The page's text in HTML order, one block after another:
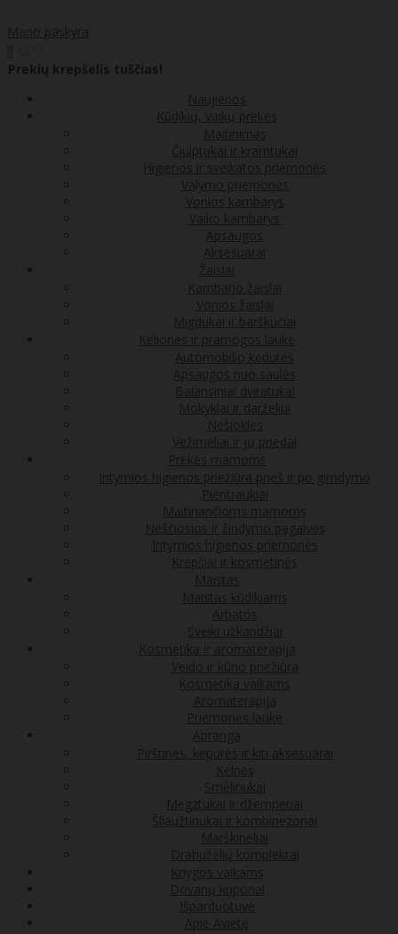
Mano paskyra
Prekių krepšelis tuščias!
Naujienos
Kūdikių, vaikų prekės
Maitinimas
Čiulptukai ir kramtukai
Higienos ir sveikatos priemonės
Valymo priemonės
Vonios kambarys
Vaiko kambarys
Apsaugos
Aksesuarai
Žaislai
Kambario žaislai
Vonios žaislai
Migdukai ir barškučiai
Kelionės ir pramogos lauke
Automobilio kėdutės
Apsaugos nuo saulės
Balansiniai dviratukai
Mokyklai ir darželiui
Nešioklės
Vežimėliai ir jų priedai
Prekės mamoms
Intymios higienos priežiūra prieš ir po gimdymo
Pientraukiai
Maitinančioms mamoms
Nėščiosios ir žindymo pagalvės
Intymios higienos priemonės
Krepšiai ir kosmetinės
Maistas
Maistas kūdikiams
Arbatos
Sveiki užkandžiai
Kosmetika ir aromaterapija
Veido ir kūno priežiūra
Kosmetika vaikams
Aromaterapija
Priemonės lauke
Apranga
Pirštinės, kepurės ir kiti aksesuarai
Kelnės
Smėlinukai
Megztukai ir džemperiai
Šliaužtinukai ir kombinezonai
Marškinėliai
Drabužėlių komplektai
Knygos vaikams
Dovanų kuponai
Išparduotuvė
Apie Avietę